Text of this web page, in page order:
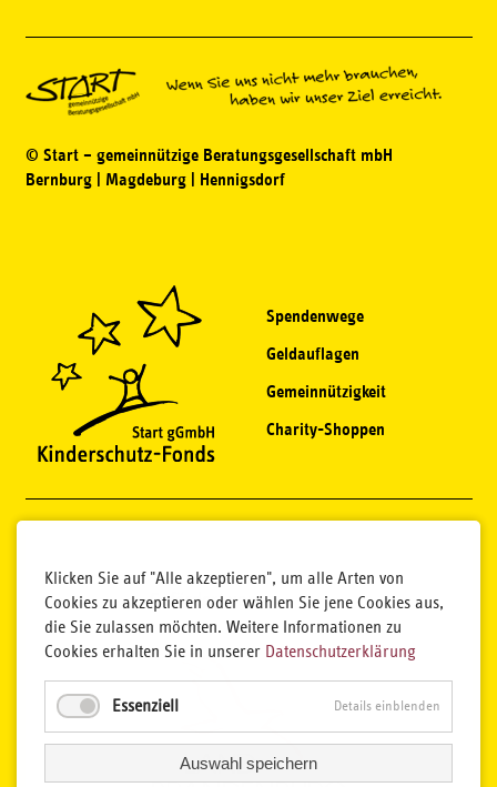
© Start – gemeinnützige Beratungsgesellschaft mbH
Bernburg | Magdeburg | Hennigsdorf
Spendenwege
Geldauflagen
Gemeinnützigkeit
Charity-Shoppen
Klicken Sie auf "Alle akzeptieren", um alle Arten von
Cookies zu akzeptieren oder wählen Sie jene Cookies aus,
die Sie zulassen möchten. Weitere Informationen zu
Cookies erhalten Sie in unserer Datenschutzerklärung
Essenziell Details einblenden
Auswahl speichern